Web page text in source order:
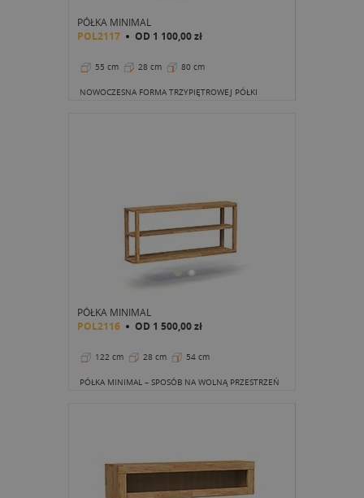
PÓŁKA MINIMAL
POL2117 OD 1 100,00 zł
55 cm 28 cm 80 cm
NOWOCZESNA FORMA TRZYPIĘTROWEJ PÓŁKI
PÓŁKA MINIMAL
POL2116 OD 1 500,00 zł
122 cm 28 cm 54 cm
PÓŁKA MINIMAL – SPOSÓB NA WOLNĄ PRZESTRZEŃ